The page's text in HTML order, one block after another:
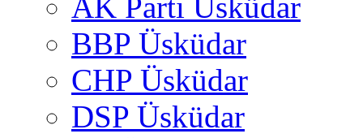
AK Parti Üsküdar
BBP Üsküdar
CHP Üsküdar
DSP Üsküdar